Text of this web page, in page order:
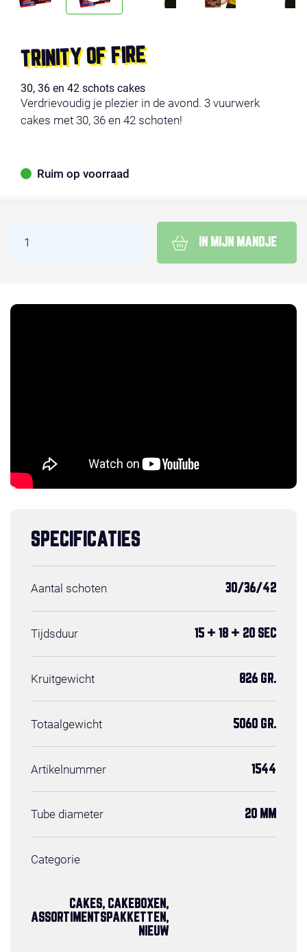
TRINITY OF FIRE
30, 36 en 42 schots cakes
Verdrievoudig je plezier in de avond. 3 vuurwerk
cakes met 30, 36 en 42 schoten!
Ruim op voorraad
IN MIJN MANDJE
SPECIFICATIES
Aantal schoten 30/36/42
Tijdsduur 15 + 18 + 20 SEC
Kruitgewicht 826 GR.
Totaalgewicht 5060 GR.
Artikelnummer 1544
Tube diameter 20 MM
Categorie
CAKES, CAKEBOXEN,
ASSORTIMENTSPAKKETTEN,
NIEUW